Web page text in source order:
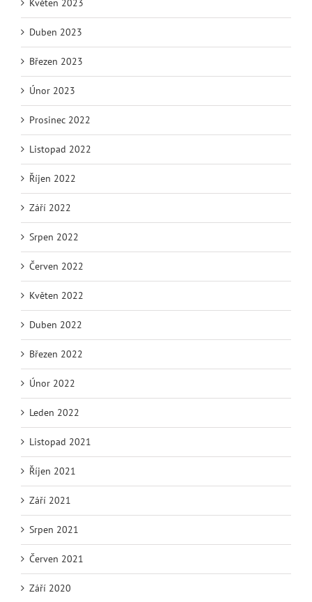
Květen 2023
Duben 2023
Březen 2023
Únor 2023
Prosinec 2022
Listopad 2022
Říjen 2022
Září 2022
Srpen 2022
Červen 2022
Květen 2022
Duben 2022
Březen 2022
Únor 2022
Leden 2022
Listopad 2021
Říjen 2021
Září 2021
Srpen 2021
Červen 2021
Září 2020